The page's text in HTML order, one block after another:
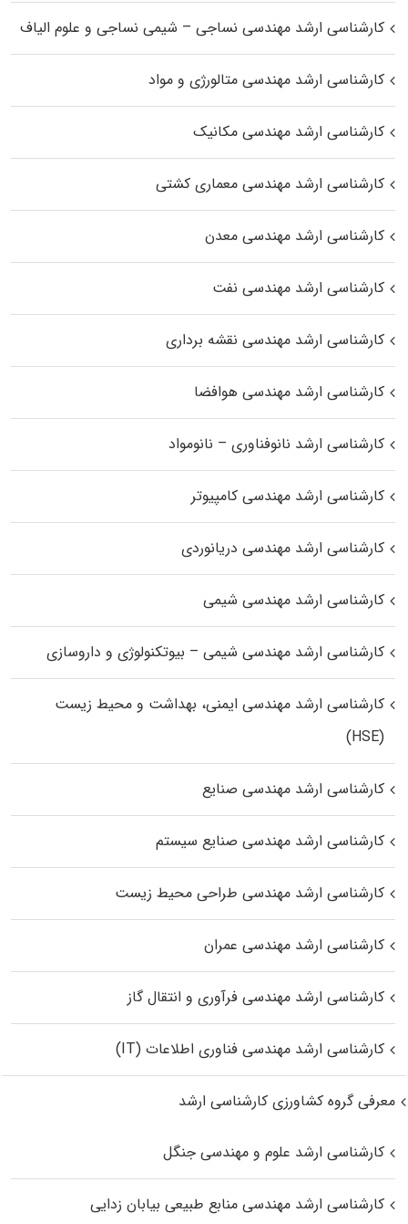
کارشناسی ارشد مهندسی نساجی – شیمی نساجی و علوم الیاف
کارشناسی ارشد مهندسی متالورژی و مواد
کارشناسی ارشد مهندسی مکانیک
کارشناسی ارشد مهندسی معماری کشتی
کارشناسی ارشد مهندسی معدن
کارشناسی ارشد مهندسی نفت
کارشناسی ارشد مهندسی نقشه برداری
کارشناسی ارشد مهندسی هوافضا
کارشناسی ارشد نانوفناوری – نانومواد
کارشناسی ارشد مهندسی کامپیوتر
کارشناسی ارشد مهندسی دریانوردی
کارشناسی ارشد مهندسی شیمی
کارشناسی ارشد مهندسی شیمی – بیوتکنولوژی و داروسازی
کارشناسی ارشد مهندسی ایمنی، بهداشت و محیط زیست
(HSE)
کارشناسی ارشد مهندسی صنایع
کارشناسی ارشد مهندسی صنایع سیستم
کارشناسی ارشد مهندسی طراحی محیط زیست
کارشناسی ارشد مهندسی عمران
کارشناسی ارشد مهندسی فرآوری و انتقال گاز
کارشناسی ارشد مهندسی فناوری اطلاعات (IT)
معرفی گروه کشاورزی کارشناسی ارشد
کارشناسی ارشد علوم و مهندسی جنگل
کارشناسی ارشد مهندسی منابع طبیعی بیابان زدایی